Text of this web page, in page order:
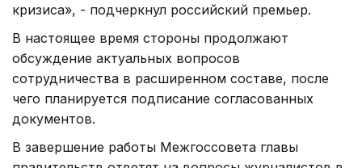
кризиса», - подчеркнул российский премьер.
В настоящее время стороны продолжают
обсуждение актуальных вопросов
сотрудничества в расширенном составе, после
чего планируется подписание согласованных
документов.
В завершение работы Межгоссовета главы